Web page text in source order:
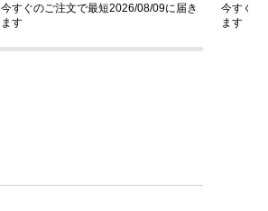
今すぐのご注文で最短2026/08/09に届き
ます
今すぐの
ます